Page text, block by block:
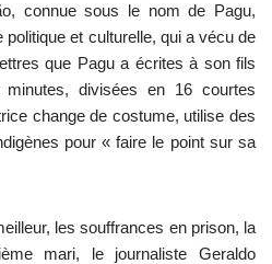
connue sous le nom de Pagu,
politique et culturelle, qui a vécu de
que Pagu a écrites à son fils
divisées en 16 courtes
change de costume, utilise des
pour « faire le point sur sa
les souffrances en prison, la
mari, le journaliste Geraldo